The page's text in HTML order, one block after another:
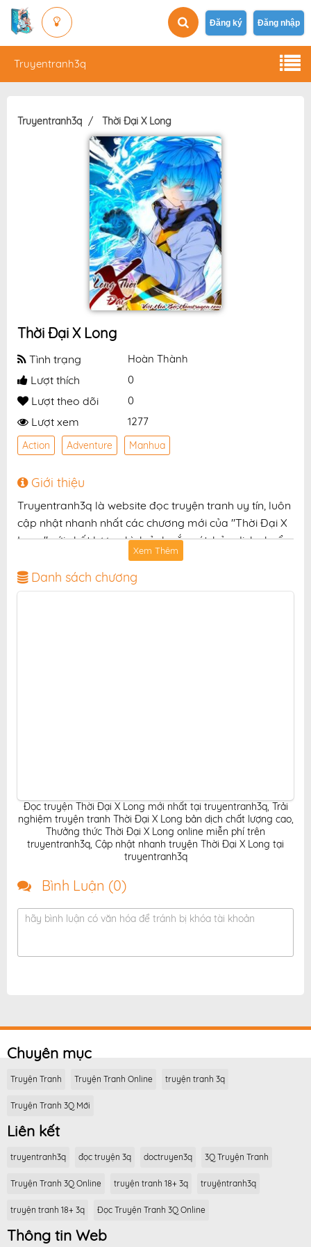
Đăng ký Đăng nhập
Truyentranh3q
Truyentranh3q Thời Đại X Long
Thời Đại X Long
Tình trạng Hoàn Thành
Lượt thích 0
Lượt theo dõi 0
Lượt xem 1277
Action Adventure Manhua
Giới thiệu
Truyentranh3q là website đọc truyện tranh uy tín, luôn
cập nhật nhanh nhất các chương mới của "Thời Đại X
Long" với chất lượng hình ảnh sắc nét, bản dịch chuẩn
và giao diện thân thiện, mang đến trải nghiệm đọc
truyện hấp dẫn, tiện lợi, hoàn toàn miễn phí cho độc
giả yêu thích truyện tranh online.
Xem Thêm
Danh sách chương
Đọc truyện Thời Đại X Long mới nhất tại truyentranh3q, Trải
nghiệm truyện tranh Thời Đại X Long bản dịch chất lượng cao,
Thưởng thức Thời Đại X Long online miễn phí trên
truyentranh3q, Cập nhật nhanh truyện Thời Đại X Long tại
truyentranh3q
Bình Luận (0)
hãy bình luận có văn hóa để tránh bị khóa tài khoản
Chuyên mục
Truyện Tranh Truyện Tranh Online truyện tranh 3q
Truyện Tranh 3Q Mới
Liên kết
truyentranh3q đọc truyện 3q doctruyen3q 3Q Truyện Tranh
Truyện Tranh 3Q Online truyện tranh 18+ 3q truyệntranh3q
truyện tranh 18+ 3q Đọc Truyện Tranh 3Q Online
Thông tin Web